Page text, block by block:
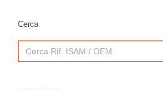
Cerca
Search
for: